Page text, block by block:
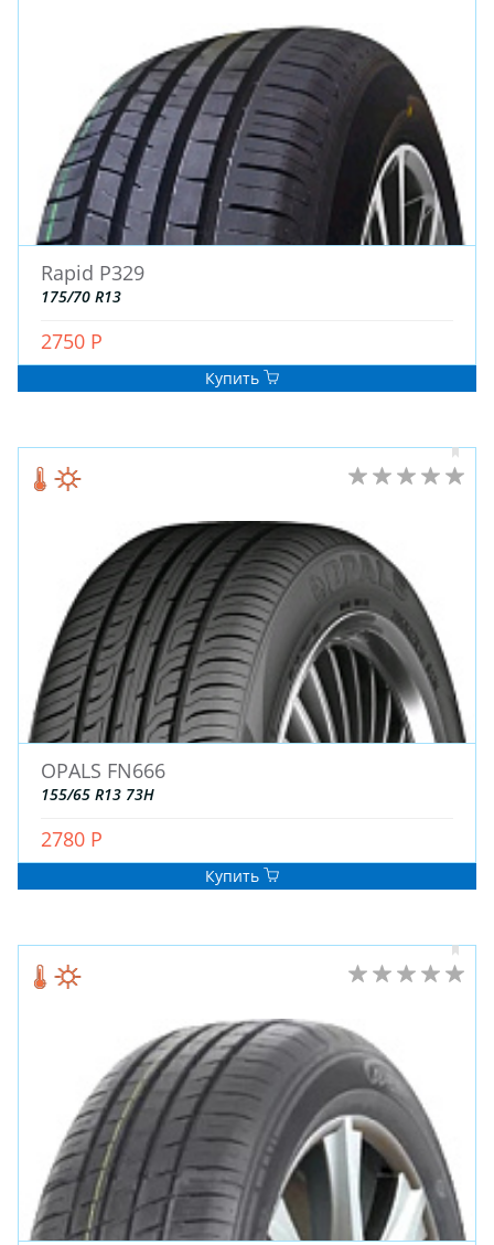
ЗИМНИЕ
ЛЕТНИЕ
ВСЕСЕЗОННЫЕ
ДЛЯ СПЕЦТЕХНИКИ
ДЛЯ ГРУЗОВЫХ АВТО
ДЛЯ ЛЕГКОВЫХ АВТО
ШИНЫ
ДИСКИ
АККУМУЛЯТОРЫ
Rapid P329
175/70 R13
2750 Р
Купить
OPALS FN666
155/65 R13 73H
2780 Р
Купить